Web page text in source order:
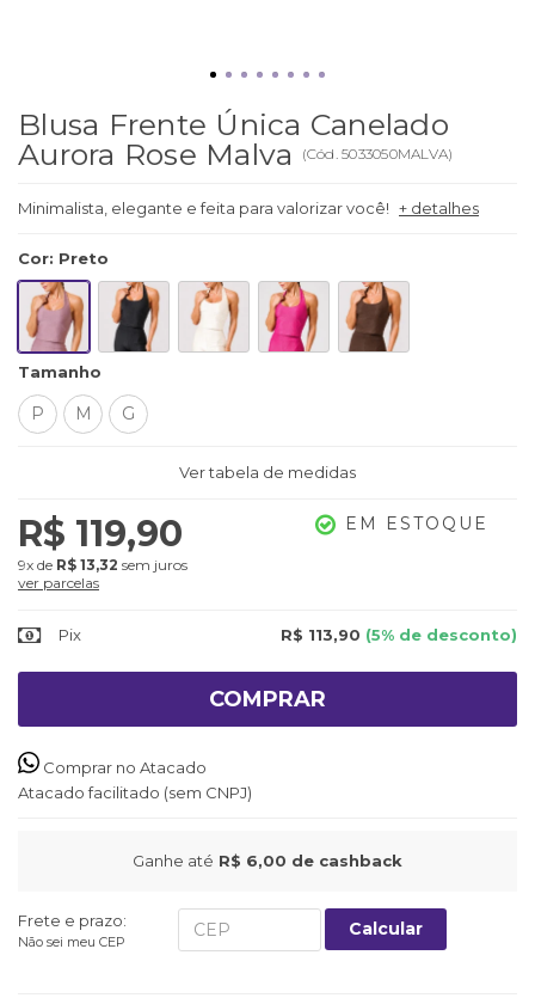
Blusa Frente Única Canelado
Aurora Rose Malva
(Cód. 5033050MALVA)
Minimalista, elegante e feita para valorizar você! + detalhes
Cor: Preto
Tamanho
P M G
Ver tabela de medidas
R$ 119,90
9x de R$ 13,32 sem juros
ver parcelas
EM ESTOQUE
Pix R$ 113,90 (5% de desconto)
COMPRAR
Comprar no Atacado
Atacado facilitado (sem CNPJ)
Ganhe até R$ 6,00 de cashback
Frete e prazo:
Não sei meu CEP
Calcular